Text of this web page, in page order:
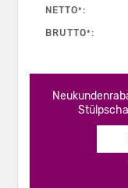
NETTO*:
BRUTTO*: